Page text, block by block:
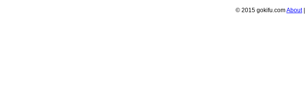
© 2015 gokifu.comAbout|